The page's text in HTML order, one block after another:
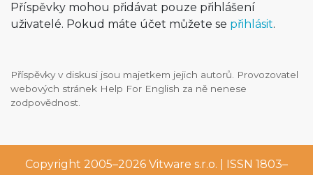
Příspěvky mohou přidávat pouze přihlášení
uživatelé. Pokud máte účet můžete se přihlásit.
Příspěvky v diskusi jsou majetkem jejich autorů. Provozovatel
webových stránek Help For English za ně nenese
zodpovědnost.
Copyright 2005–2026 Vitware s.r.o. | ISSN 1803–